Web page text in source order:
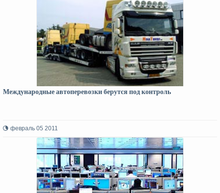
Международные автоперевозки берутся под контроль
февраль 05 2011